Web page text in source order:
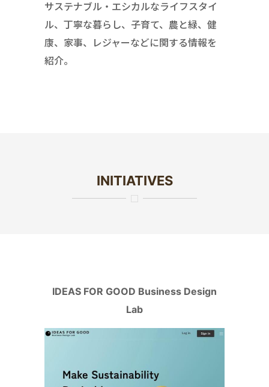
サステナブル・エシカルなライフスタイ
ル、丁寧な暮らし、子育て、農と緑、健
康、家事、レジャーなどに関する情報を
紹介。
INITIATIVES
IDEAS FOR GOOD Business Design
Lab